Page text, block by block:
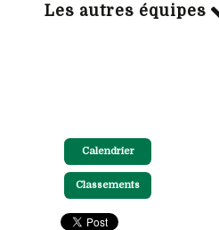
Les autres équipes
Calendrier
Classements